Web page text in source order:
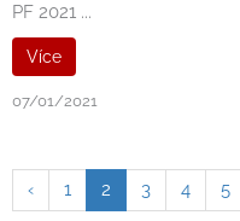
PF 2021 ...
Více
07/01/2021
‹ 1 2 3 4 5